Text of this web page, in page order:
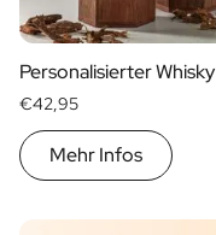
Personalisierter Whisky
€42,95
Mehr Infos